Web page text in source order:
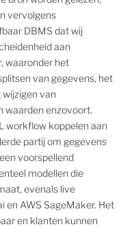
vervolgens
DBMS dat wij
aan
waaronder het
van gegevens, het
van
waarden enzovoort.
workflow koppelen aan
partij om gegevens
voorspellend
modellen die
evenals live
en AWS SageMaker. Het
en klanten kunnen